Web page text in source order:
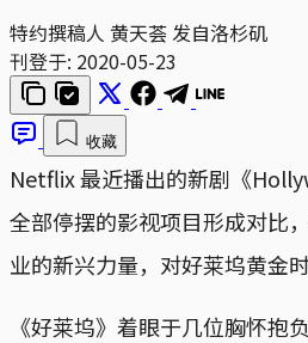
特约撰稿人 黄天荟 发自洛杉矶
刊登于: 2020-05-23
收藏
Netflix 最近播出的新剧《
全部停摆的影视项目形成对比
业的新兴力量，对好莱坞黄金
《好莱坞》着眼于几位胸怀抱